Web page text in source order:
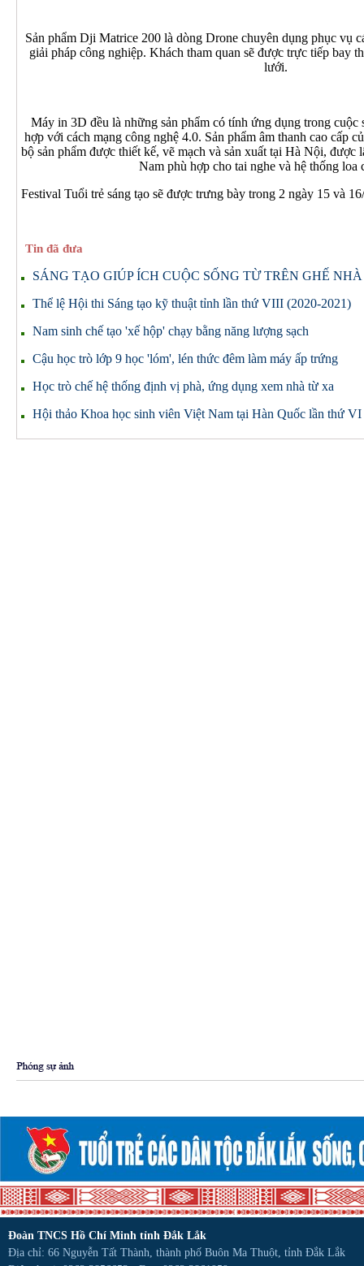
Sản phẩm Dji Matrice 200 là dòng Drone chuyên dụng phục vụ
giải pháp công nghiệp. Khách tham quan sẽ được trực tiếp bay
lưới.
Máy in 3D đều là những sản phẩm có tính ứng dụng trong cuộc
hợp với cách mạng công nghệ 4.0. Sản phẩm âm thanh cao cấp
bộ sản phẩm được thiết kế, vẽ mạch và sản xuất tại Hà Nội,
Nam phù hợp cho tai nghe và hệ thống
Festival Tuổi trẻ sáng tạo sẽ được trưng bày trong 2 ngày 15 và
Tin đã đưa
SÁNG TẠO GIÚP ÍCH CUỘC SỐNG TỪ TRÊN GHẾ
Thể lệ Hội thi Sáng tạo kỹ thuật tỉnh lần thứ VIII (2020-2021)
Nam sinh chế tạo 'xế hộp' chạy bằng năng lượng sạch
Cậu học trò lớp 9 học 'lóm', lén thức đêm làm máy ấp trứng
Học trò chế hệ thống định vị phà, ứng dụng xem nhà từ xa
Hội thảo Khoa học sinh viên Việt Nam tại Hàn Quốc lần thứ VI
Đoàn TNCS Hồ Chí Minh tỉnh Đắk Lắk
Địa chỉ: 66 Nguyễn Tất Thành, thành phố Buôn Ma Thuột, tỉnh Đắk Lắk